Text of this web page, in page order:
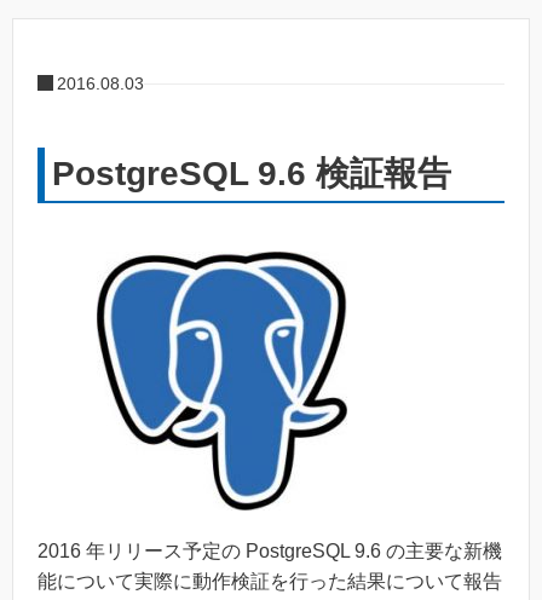
2016.08.03
PostgreSQL 9.6 検証報告
2016 年リリース予定の PostgreSQL 9.6 の主要な新機
能について実際に動作検証を行った結果について報告